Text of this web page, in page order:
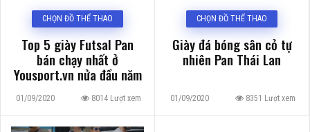
CHỌN ĐỒ THỂ THAO
Top 5 giày Futsal Pan
bán chạy nhất ở
Yousport.vn nửa đầu năm
01/09/2020 8014 Lượt xem
CHỌN ĐỒ THỂ THAO
Giày đá bóng sân cỏ tự
nhiên Pan Thái Lan
01/09/2020 8351 Lượt xem